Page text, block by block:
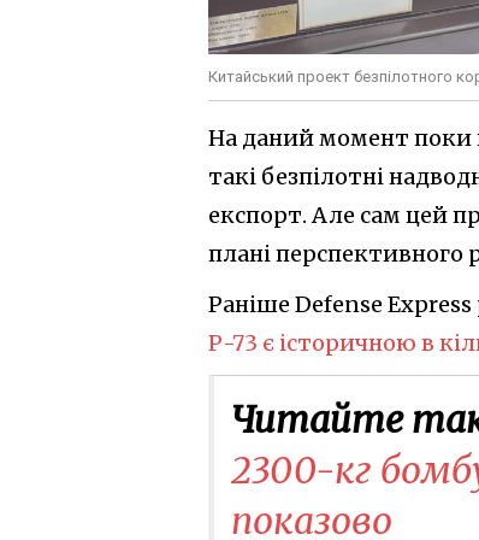
Китайський проект безпілотного
На даний момент поки
такі безпілотні
експорт. Але сам цей
плані перспективного
Раніше Defense Express
Р-73 є історичною в
Читайте
2300-кг
показово